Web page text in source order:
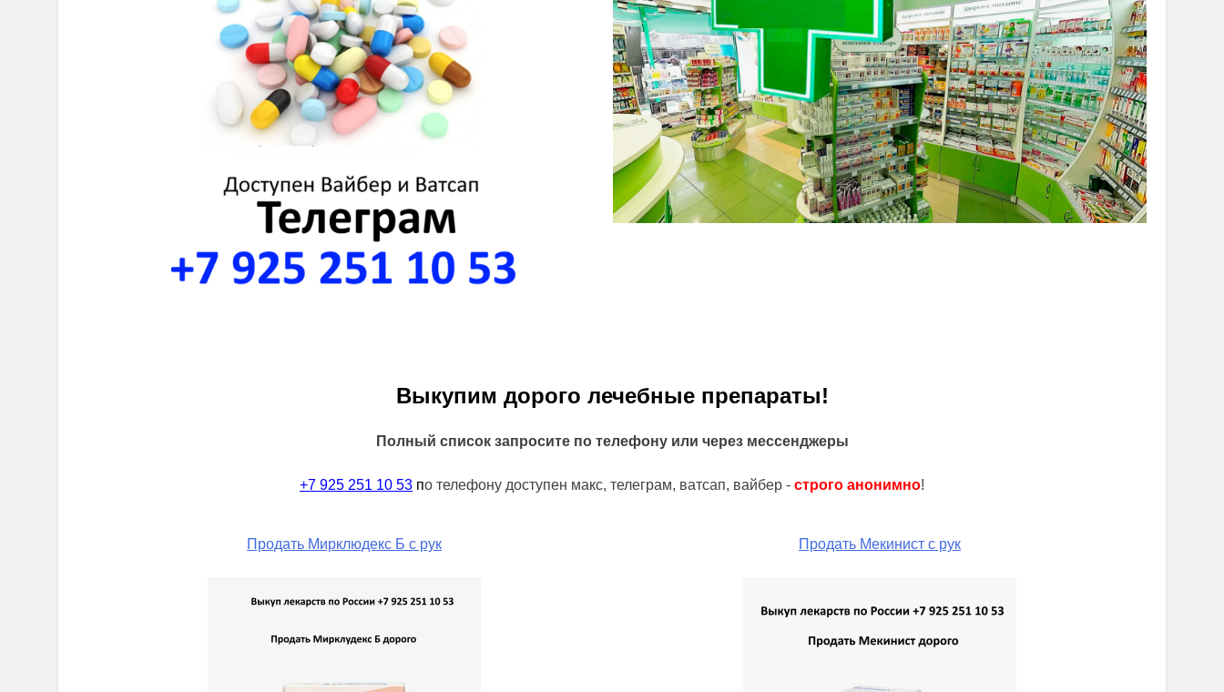
Выкупим дорого лечебные препараты!
Полный список запросите по телефону или через мессенджеры
+7 925 251 10 53 по телефону доступен макс, телеграм, ватсап, вайбер - строго анонимно!
Продать Мирклюдекс Б с рук Продать Мекинист с рук